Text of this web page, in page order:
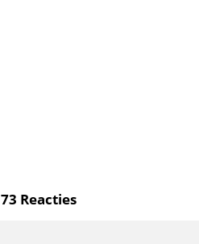
73 Reacties